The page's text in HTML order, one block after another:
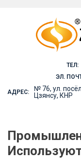
ТЕЛ:
ЭЛ.
АДРЕС:
№ 76, ул.
Цзянсу, КНР